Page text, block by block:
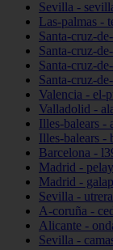
Sevilla -
Las-palmas -
Santa-cruz-
Santa-cruz-
Santa-cruz-
Santa-cruz-
Valencia - el-
Valladolid -
Illes-balears -
Illes-balears -
Barcelona -
Madrid -
Madrid -
Sevilla - utrera
A-coruña -
Alicante -
Sevilla -